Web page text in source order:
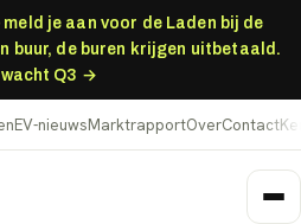
je aan voor de Laden bij de
buur, de buren krijgen uitbetaald.
Q3 →
EV-nieuwsMarktrapportOverContact